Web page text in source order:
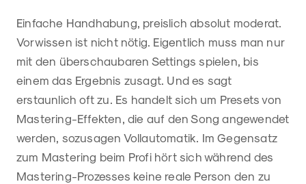
Einfache Handhabung, preislich absolut moderat.
Vorwissen ist nicht nötig. Eigentlich muss man nur
mit den überschaubaren Settings spielen, bis
einem das Ergebnis zusagt. Und es sagt
erstaunlich oft zu. Es handelt sich um Presets von
Mastering-Effekten, die auf den Song angewendet
werden, sozusagen Vollautomatik. Im Gegensatz
zum Mastering beim Profi hört sich während des
Mastering-Prozesses keine reale Person den zu